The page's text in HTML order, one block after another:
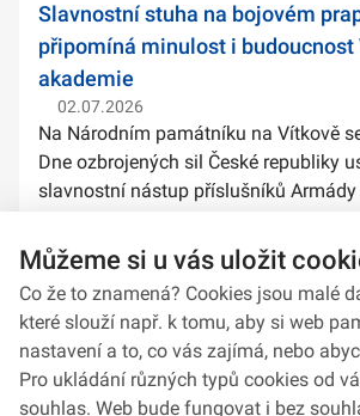
Slavnostní stuha na bojovém
připomíná minulost i budoucnost
akademie
02.07.2026
Na Národním památníku na Vítkově
Dne ozbrojených sil České republiky
slavnostní nástup příslušníků Armády
stuh na bojové prapory vybranýc...
Můžeme si u vás uložit
Co že to znamená? Cookies jsou malé
které slouží např. k tomu, aby si web
nastavení a to, co vás zajímá, nebo
Pro ukládání různých typů cookies od
souhlas. Web bude fungovat i bez